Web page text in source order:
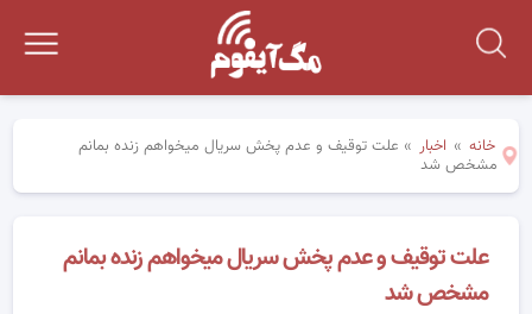
خانه » اخبار » علت توقیف و عدم پخش سریال میخواهم زنده بمانم
مشخص شد
علت توقیف و عدم پخش سریال میخواهم زنده بمانم
مشخص شد